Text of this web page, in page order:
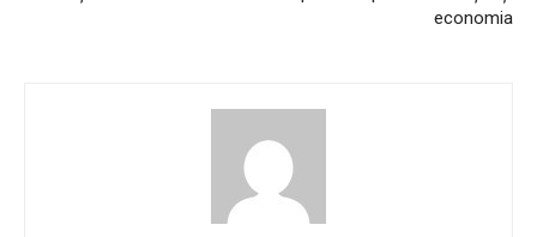
economia